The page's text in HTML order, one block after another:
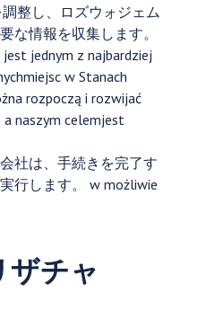
整し、ロズウォジェム
な情報を収集します。
jednym z najbardziej
w Stanach
rozpoczą i rozwijać
a naszym celemjest
社は、手続きを完了す
行します。w możliwie
チャ